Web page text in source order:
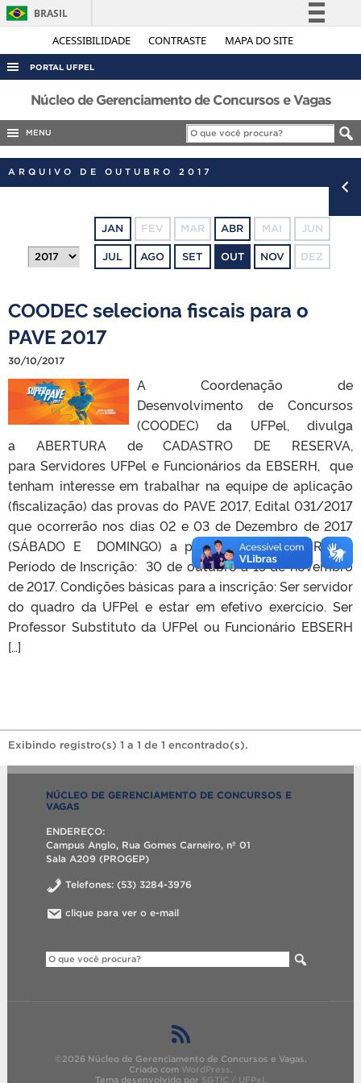
ACESSIBILIDADE CONTRASTE MAPA DO SITE
BRASIL
Simplifique!
Legislação
Canais
PORTAL UFPEL
ACESSO À INFORMAÇÃO
AUDITORIA
CONCURSOS
OUVIDORIA
TELEFONES
Núcleo de Gerenciamento de Concursos e Vagas
MENU
ARQUIVO DE OUTUBRO 2017
JAN FEV MAR ABR MAI JUN
JUL AGO SET OUT NOV DEZ
COODEC seleciona fiscais para o
PAVE 2017
30/10/2017
A Coordenação de
Desenvolvimento de Concursos
(COODEC) da UFPel, divulga
a ABERTURA de CADASTRO DE RESERVA,
para Servidores UFPel e Funcionários da EBSERH, que
tenham interesse em trabalhar na equipe de aplicação
(fiscalização) das provas do PAVE 2017, Edital 031/2017
que ocorrerão nos dias 02 e 03 de Dezembro de 2017
(SÁBADO E DOMINGO) a partir das 11h. INSCRIÇÃO
Período de Inscrição: 30 de outubro a 15 de novembro
de 2017. Condições básicas para a inscrição: Ser servidor
do quadro da UFPel e estar em efetivo exercício. Ser
Professor Substituto da UFPel ou Funcionário EBSERH
[…]
Exibindo registro(s) 1 a 1 de 1 encontrado(s).
NÚCLEO DE GERENCIAMENTO DE CONCURSOS E
VAGAS
ENDEREÇO:
Campus Anglo, Rua Gomes Carneiro, nº 01
Sala A209 (PROGEP)
Telefones: (53) 3284-3976
clique para ver o e-mail
©2026 Núcleo de Gerenciamento de Concursos e Vagas.
Criado com WordPress.
Tema desenvolvido por SGTIC / UFPel.